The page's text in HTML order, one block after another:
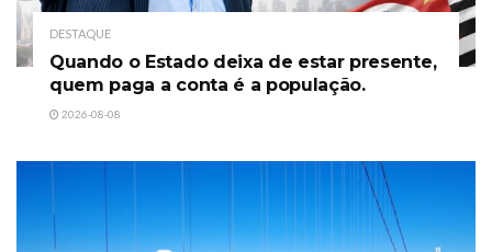
DESTAQUE
Quando o Estado deixa de estar presente,
quem paga a conta é a população.
2026-08-08